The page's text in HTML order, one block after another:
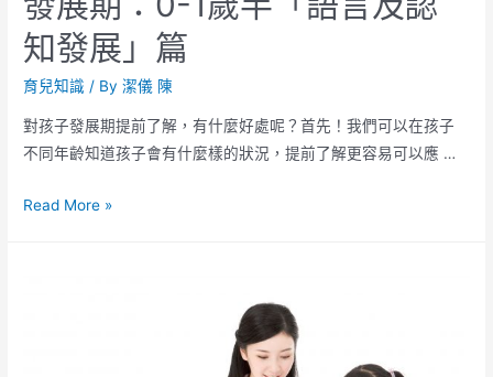
知發展」篇
育兒知識 / By潔儀 陳
對孩子發展期提前了解，有什麼好處呢？首先！我們可以在孩子
不同年齡知道孩子會有什麼樣的狀況，提前了解更容易可以應 …
Read More »